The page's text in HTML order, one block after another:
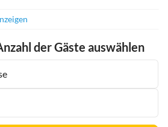
der Gäste auswählen